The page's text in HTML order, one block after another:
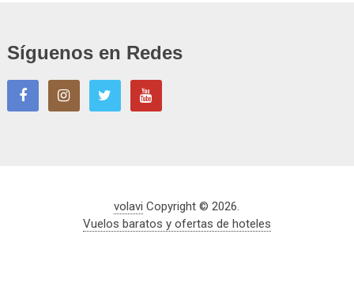
Síguenos en Redes
volavi Copyright © 2026.
Vuelos baratos y ofertas de hoteles